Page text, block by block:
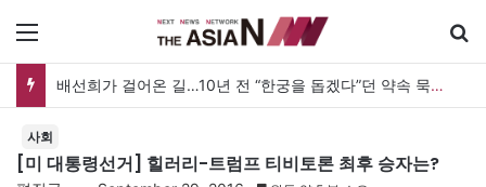
배선희가 걸어온 길…10년 전 “한궁을 돕겠다”던 약속 묵묵히 실천
사회
[미 대통령선거] 힐러리-트럼프 티비토론 최후 승자는?